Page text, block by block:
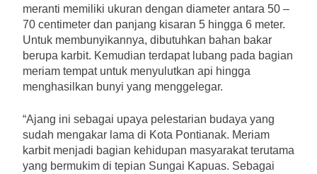
meranti memiliki ukuran dengan diameter antara 50 –
70 centimeter dan panjang kisaran 5 hingga 6 meter.
Untuk membunyikannya, dibutuhkan bahan bakar
berupa karbit. Kemudian terdapat lubang pada bagian
meriam tempat untuk menyulutkan api hingga
menghasilkan bunyi yang menggelegar.
“Ajang ini sebagai upaya pelestarian budaya yang
sudah mengakar lama di Kota Pontianak. Meriam
karbit menjadi bagian kehidupan masyarakat terutama
yang bermukim di tepian Sungai Kapuas. Sebagai